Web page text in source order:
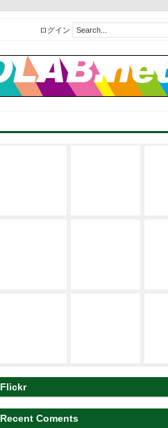
ログイン
Flickr
Recent Coments